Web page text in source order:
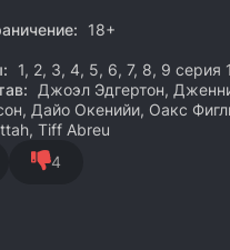
18+
1, 2, 3, 4, 5, 6, 7, 8, 9 серия
Джоэл Эдгертон,
Дайо Окенийи, Оакс
Tiff Abreu
4